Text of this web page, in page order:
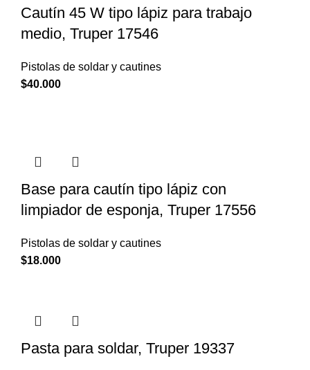
Cautín 45 W tipo lápiz para trabajo
medio, Truper 17546
Pistolas de soldar y cautines
$40.000
Base para cautín tipo lápiz con
limpiador de esponja, Truper 17556
Pistolas de soldar y cautines
$18.000
Pasta para soldar, Truper 19337